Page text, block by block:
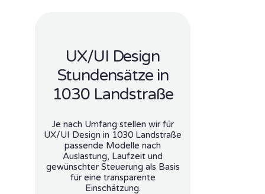
UX/UI Design
Stundensätze in
1030 Landstraße
Je nach Umfang stellen wir für
UX/UI Design in 1030 Landstraße
passende Modelle nach
Auslastung, Laufzeit und
gewünschter Steuerung als Basis
für eine transparente
Einschätzung.